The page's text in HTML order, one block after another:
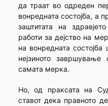
да траат во одреден
вонредната состојба, а
заштитата на
работи за дејство на
на вонредната
нејзиното
самата мерка.
Но, од праксата на
ставот дека правното